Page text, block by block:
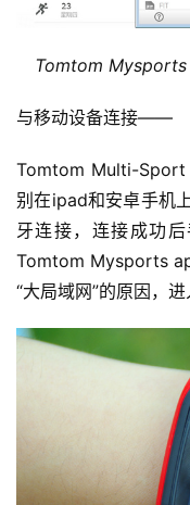
赛
观
装
备
训
练
视
户
精
选
Tomtom Mysports
与移动设备连接——
Tomtom Multi-Sport
别在ipad和安卓手机
牙连接， 连接成功后
Tomtom Mysports
“大局域网”的原因，